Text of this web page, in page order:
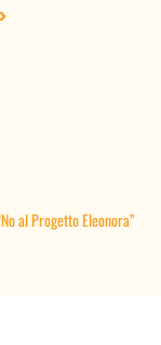
al Progetto Eleonora”